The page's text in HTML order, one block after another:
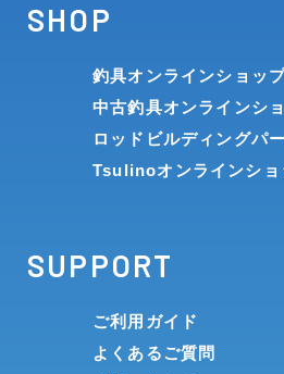
SHOP
釣具オンラインショッ
中古釣具オンラインシ
ロッドビルディングパ
Tsulinoオンラインショ
SUPPORT
ご利用ガイド
よくあるご質問